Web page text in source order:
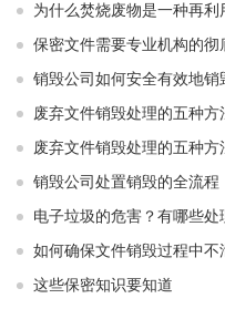
为什么焚烧废物是一种再利
保密文件需要专业机构的彻
销毁公司如何安全有效地销
废弃文件销毁处理的五种方
废弃文件销毁处理的五种方
销毁公司处置销毁的全流程
电子垃圾的危害？有哪些处
如何确保文件销毁过程中不
这些保密知识要知道